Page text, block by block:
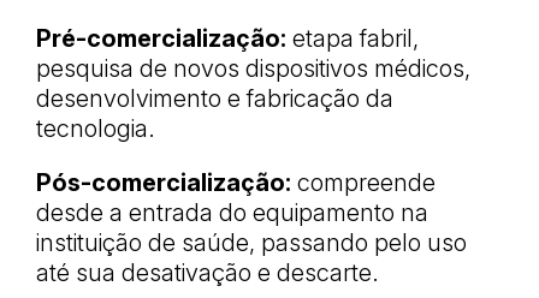
Pré-comercialização: etapa fabril,
pesquisa de novos dispositivos médicos,
desenvolvimento e fabricação da
tecnologia.
Pós-comercialização: compreende
desde a entrada do equipamento na
instituição de saúde, passando pelo uso
até sua desativação e descarte.